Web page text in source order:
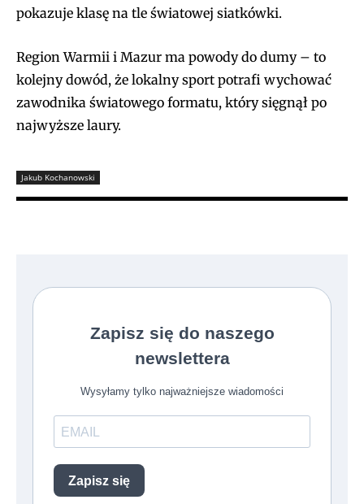
pokazuje klasę na tle światowej siatkówki.
Region Warmii i Mazur ma powody do dumy – to
kolejny dowód, że lokalny sport potrafi wychować
zawodnika światowego formatu, który sięgnął po
najwyższe laury.
Jakub Kochanowski